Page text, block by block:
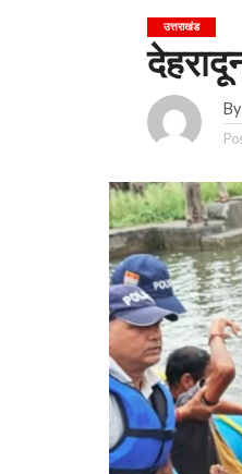
उत्तराखंड
By